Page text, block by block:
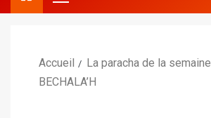
Accueil
La paracha de la semaine
BECHALA’H